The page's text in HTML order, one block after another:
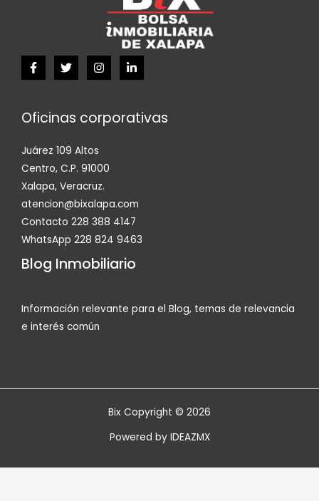
Oficinas corporativas
Juárez 109 Altos
Centro, C.P. 91000
Xalapa, Veracruz.
atencion@bixalapa.com
Contacto 228 388 4147
WhatsApp 228 824 9463
Blog Inmobiliario
Información relevante para el Blog, temas de relevancia
e interés común
Bix Copyright © 2026
Powered by IDEAZMX